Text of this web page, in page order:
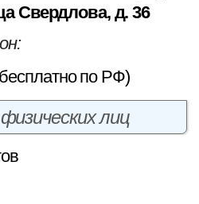
Свердлова, д. 36
по РФ)
лиц